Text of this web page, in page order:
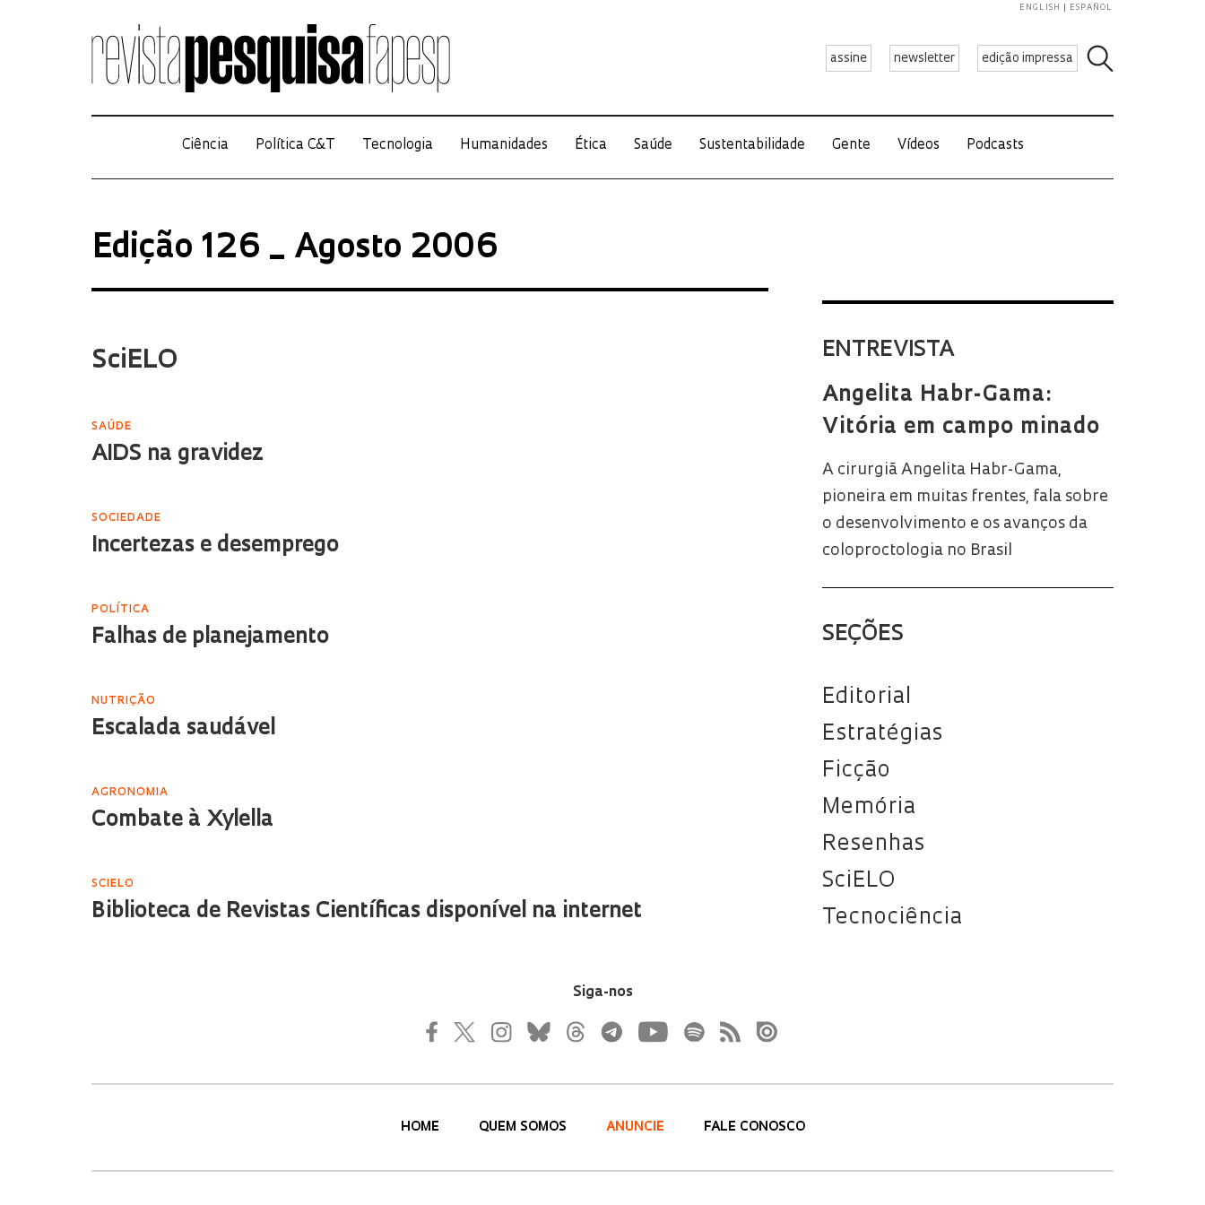
assine newsletter edição impressa
ENGLISH ESPAÑOL
Ciência Política C&T Tecnologia Humanidades Ética Saúde Sustentabilidade Gente Vídeos Podcasts
Edição 126 _ Agosto 2006
ENTREVISTA
Angelita Habr-Gama:
Vitória em campo minado
A cirurgiã Angelita Habr-Gama,
pioneira em muitas frentes, fala sobre
o desenvolvimento e os avanços da
coloproctologia no Brasil
SEÇÕES
Editorial
Estratégias
Ficção
Memória
Resenhas
SciELO
Tecnociência
SciELO
SAÚDE
AIDS na gravidez
SOCIEDADE
Incertezas e desemprego
POLÍTICA
Falhas de planejamento
NUTRIÇÃO
Escalada saudável
AGRONOMIA
Combate à Xylella
SCIELO
Biblioteca de Revistas Científicas disponível na internet
Siga-nos
HOME QUEM SOMOS ANUNCIE FALE CONOSCO